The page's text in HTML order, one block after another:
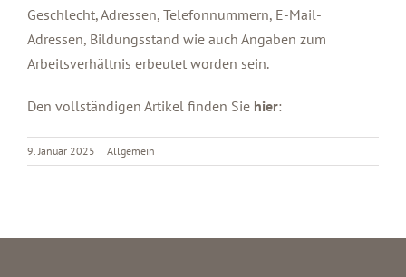
Geschlecht, Adressen, Telefonnummern, E-Mail-
Adressen, Bildungsstand wie auch Angaben zum
Arbeitsverhältnis erbeutet worden sein.
Den vollständigen Artikel finden Sie hier:
9. Januar 2025 | Allgemein